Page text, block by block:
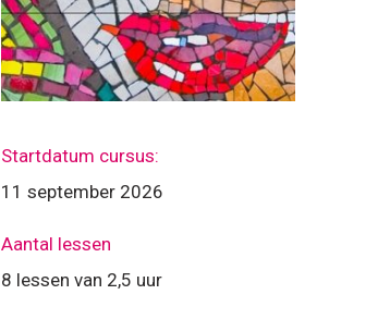
Startdatum cursus:
11 september 2026
Aantal lessen
8 lessen van 2,5 uur